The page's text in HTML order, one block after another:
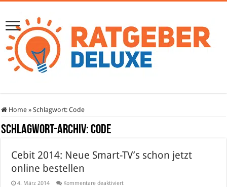
Home » Schlagwort:Code
Schlagwort-Archiv:Code
Cebit 2014: Neue Smart-TV’s schon jetzt
online bestellen
4. März 2014 Kommentare deaktiviertfür